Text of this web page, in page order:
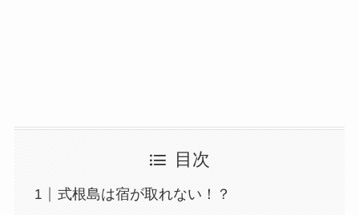
目次
式根島は宿が取れない！？